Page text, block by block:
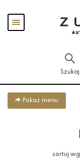
Pokaż
menu
Szukaj
Pokaż menu
sortuj